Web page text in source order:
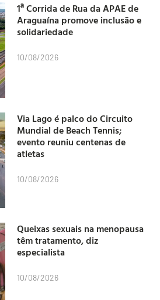
1ª Corrida de Rua da APAE de
Araguaína promove inclusão e
solidariedade
10/08/2026
Via Lago é palco do Circuito
Mundial de Beach Tennis;
evento reuniu centenas de
atletas
10/08/2026
Queixas sexuais na menopausa
têm tratamento, diz
especialista
10/08/2026